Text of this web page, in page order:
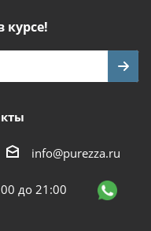
курсе!
info@purezza.ru
до 21:00